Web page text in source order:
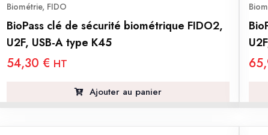
Biométrie, FIDO
BioPass clé de sécurité biométrique FIDO2,
U2F, USB-A type K45
54,30 € HT
Ajouter au panier